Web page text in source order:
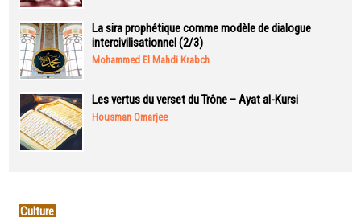
La sira prophétique comme modèle de dialogue
intercivilisationnel (2/3)
Mohammed El Mahdi Krabch
Les vertus du verset du Trône – Ayat al-Kursi
Housman Omarjee
Culture